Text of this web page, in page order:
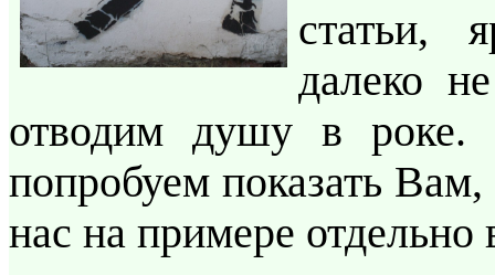
статьи,
далеко
отводим душу в роке.
попробуем показать
нас на примере отдельно